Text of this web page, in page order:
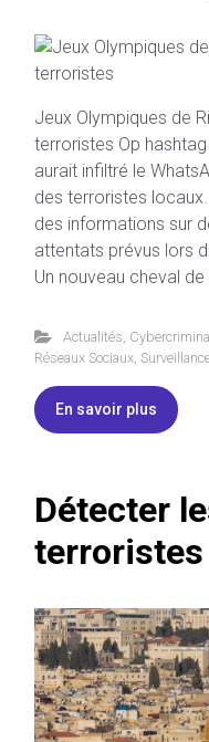
Jeux Olympiques de
terroristes Op
aurait infiltré le
des terroristes
des informations sur
attentats prévus lors
Un nouveau cheval
Actualités
Réseaux Sociaux
En savoir plus
Détecter